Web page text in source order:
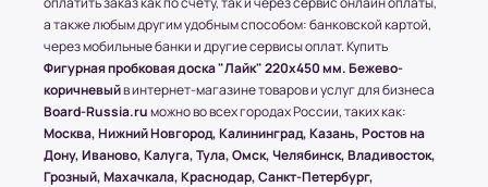
всего заказа не превышает 15 кг или размером
1500х1000 (мм.).
(!) Все товары защищены от внешнего
воздействия посредством специальной
упаковки.
а также любым другим удобным способом: банковской картой,
через мобильные банки и другие сервисы оплат. Купить
Фигурная пробковая доска "Лайк" 220x450 мм. Бежево-
коричневыйв интернет-магазине товаров и услуг для бизнеса
Board-Russia.ruможно во всех городах России, таких как:
Москва, Нижний Новгород, Калининград, Казань, Ростов на
Дону, Иваново, Калуга, Тула, Омск, Челябинск, Владивосток,
Грозный, Махачкала, Краснодар, Санкт-Петербург,